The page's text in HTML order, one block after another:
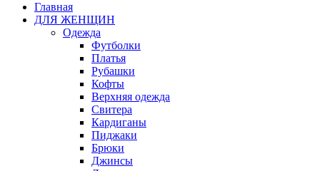
Главная
ДЛЯ ЖЕНЩИН
Одежда
Футболки
Платья
Рубашки
Кофты
Верхняя одежда
Свитера
Кардиганы
Пиджаки
Брюки
Джинсы